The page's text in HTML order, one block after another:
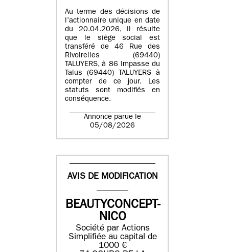
Au terme des décisions de
l’actionnaire unique en date
du 20.04.2026, il résulte
que le siège social est
transféré de 46 Rue des
Rivoirelles (69440)
TALUYERS, à 86 Impasse du
Talus (69440) TALUYERS à
compter de ce jour. Les
statuts sont modifiés en
conséquence.
Annonce parue le
05/08/2026
AVIS DE MODIFICATION
BEAUTYCONCEPT-
NICO
Société par Actions
Simplifiée au capital de
1000 €